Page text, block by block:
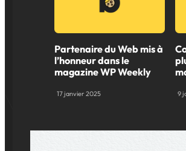
Partenaire du Web mis à
l’honneur dans le
magazine WP Weekly
17 janvier 2025 9